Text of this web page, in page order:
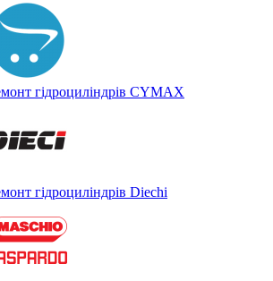
гідроциліндрів CYMAX
гідроциліндрів Diechi